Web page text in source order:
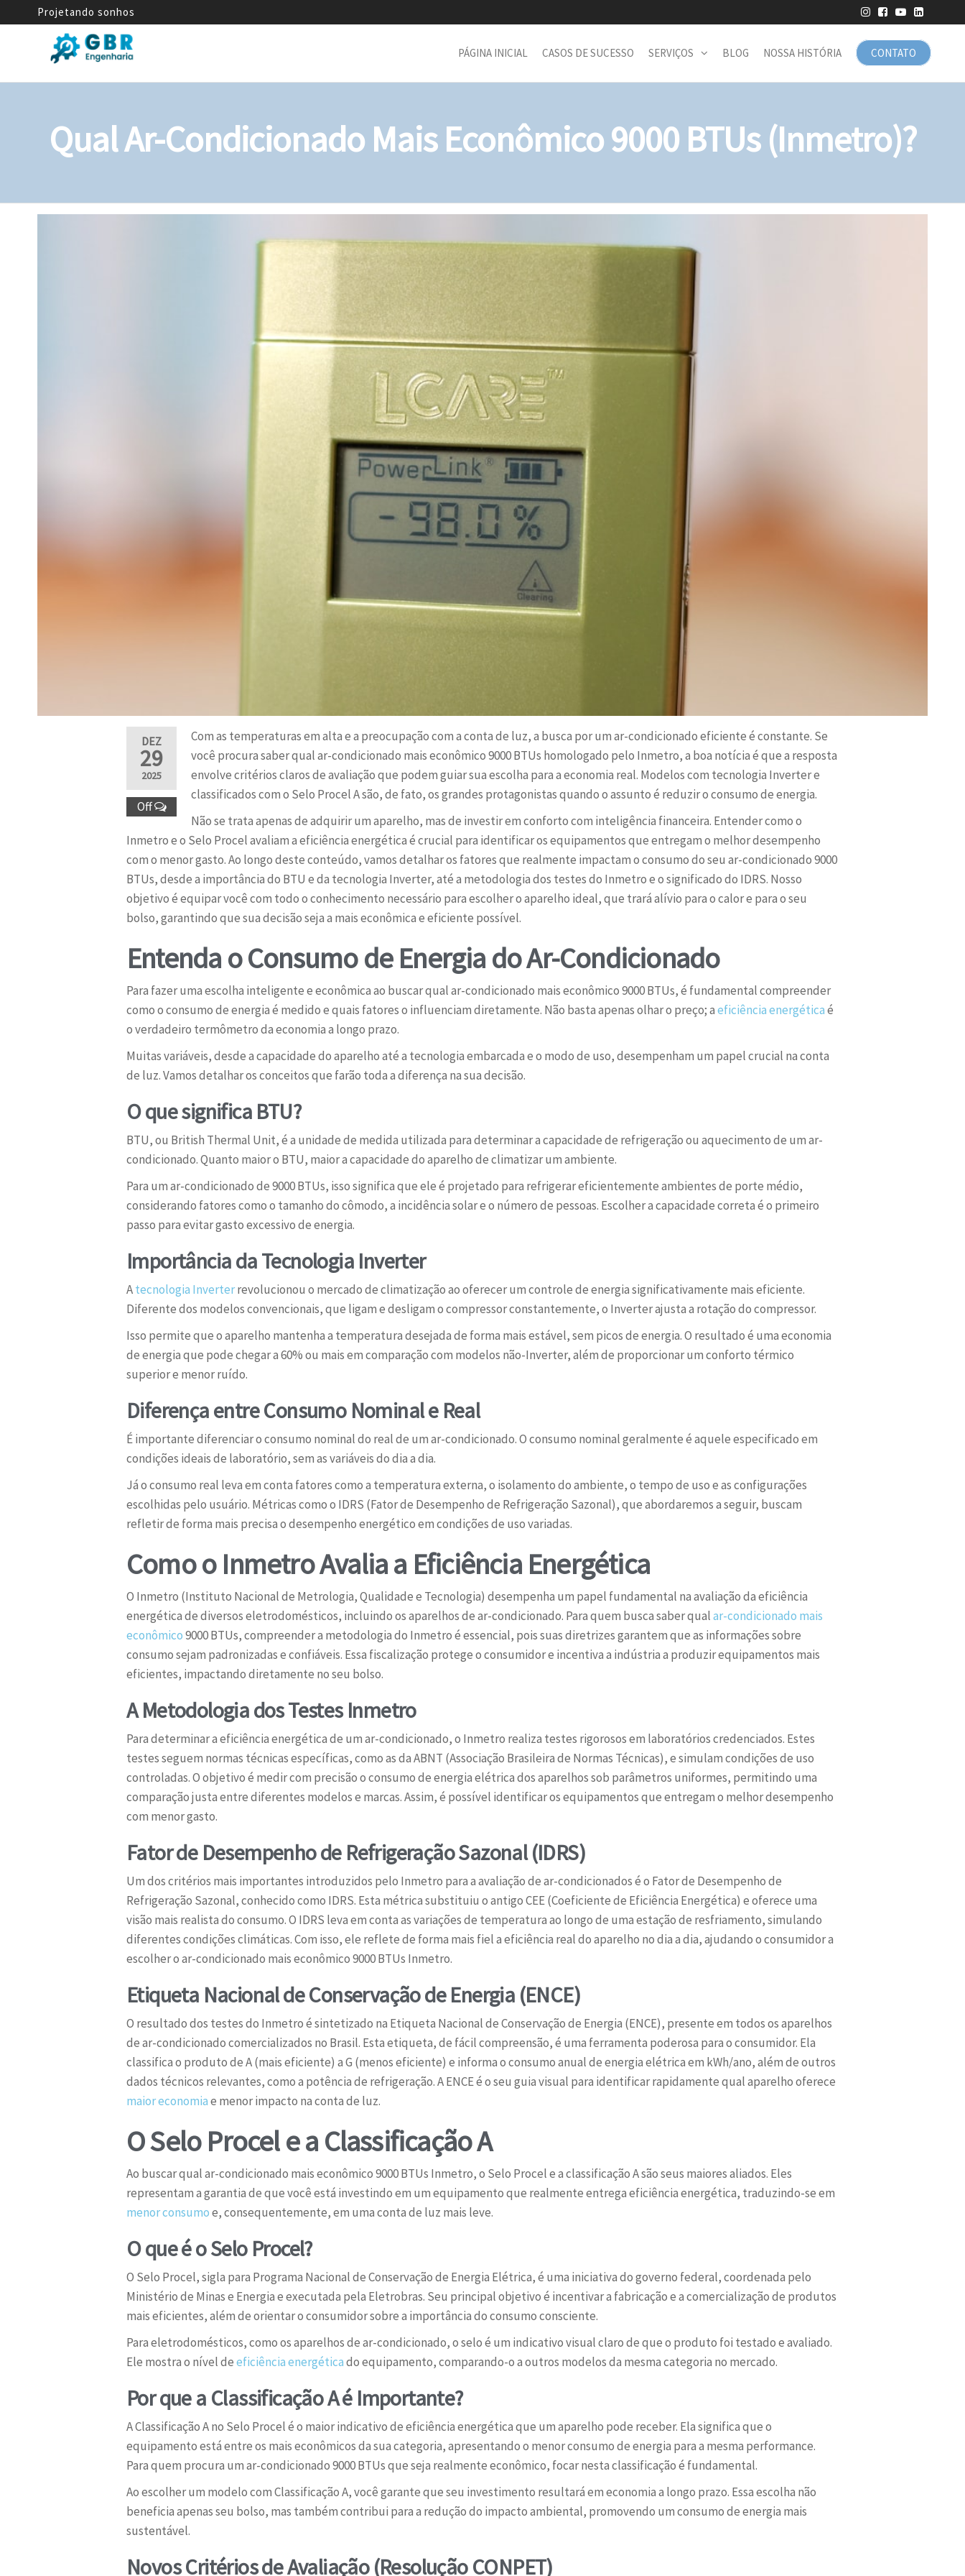
Projetando sonhos
Engenharia
CONTATO
PÁGINA INICIAL CASOS DE SUCESSO SERVIÇOS BLOG NOSSA HISTÓRIA
Qual Ar-Condicionado Mais Econômico 9000 BTUs (Inmetro)?
DEZ
29
2025
Off
Com as temperaturas em alta e a preocupação com a conta de luz, a busca por um ar-condicionado eficiente é constante. Se
você procura saber qual ar-condicionado mais econômico 9000 BTUs homologado pelo Inmetro, a boa notícia é que a resposta
envolve critérios claros de avaliação que podem guiar sua escolha para a economia real. Modelos com tecnologia Inverter e
classificados com o Selo Procel A são, de fato, os grandes protagonistas quando o assunto é reduzir o consumo de energia.
Não se trata apenas de adquirir um aparelho, mas de investir em conforto com inteligência financeira. Entender como o
Inmetro e o Selo Procel avaliam a eficiência energética é crucial para identificar os equipamentos que entregam o melhor desempenho
com o menor gasto. Ao longo deste conteúdo, vamos detalhar os fatores que realmente impactam o consumo do seu ar-condicionado 9000
BTUs, desde a importância do BTU e da tecnologia Inverter, até a metodologia dos testes do Inmetro e o significado do IDRS. Nosso
objetivo é equipar você com todo o conhecimento necessário para escolher o aparelho ideal, que trará alívio para o calor e para o seu
bolso, garantindo que sua decisão seja a mais econômica e eficiente possível.
Entenda o Consumo de Energia do Ar-Condicionado
Para fazer uma escolha inteligente e econômica ao buscar qual ar-condicionado mais econômico 9000 BTUs, é fundamental compreender
como o consumo de energia é medido e quais fatores o influenciam diretamente. Não basta apenas olhar o preço; aeficiência energéticaé
o verdadeiro termômetro da economia a longo prazo.
Muitas variáveis, desde a capacidade do aparelho até a tecnologia embarcada e o modo de uso, desempenham um papel crucial na conta
de luz. Vamos detalhar os conceitos que farão toda a diferença na sua decisão.
O que significa BTU?
BTU, ou British Thermal Unit, é a unidade de medida utilizada para determinar a capacidade de refrigeração ou aquecimento de um ar-
condicionado. Quanto maior o BTU, maior a capacidade do aparelho de climatizar um ambiente.
Para um ar-condicionado de 9000 BTUs, isso significa que ele é projetado para refrigerar eficientemente ambientes de porte médio,
considerando fatores como o tamanho do cômodo, a incidência solar e o número de pessoas. Escolher a capacidade correta é o primeiro
passo para evitar gasto excessivo de energia.
Importância da Tecnologia Inverter
Atecnologia Inverterrevolucionou o mercado de climatização ao oferecer um controle de energia significativamente mais eficiente.
Diferente dos modelos convencionais, que ligam e desligam o compressor constantemente, o Inverter ajusta a rotação do compressor.
Isso permite que o aparelho mantenha a temperatura desejada de forma mais estável, sem picos de energia. O resultado é uma economia
de energia que pode chegar a 60% ou mais em comparação com modelos não-Inverter, além de proporcionar um conforto térmico
superior e menor ruído.
Diferença entre Consumo Nominal e Real
É importante diferenciar o consumo nominal do real de um ar-condicionado. O consumo nominal geralmente é aquele especificado em
condições ideais de laboratório, sem as variáveis do dia a dia.
Já o consumo real leva em conta fatores como a temperatura externa, o isolamento do ambiente, o tempo de uso e as configurações
escolhidas pelo usuário. Métricas como o IDRS (Fator de Desempenho de Refrigeração Sazonal), que abordaremos a seguir, buscam
refletir de forma mais precisa o desempenho energético em condições de uso variadas.
Como o Inmetro Avalia a Eficiência Energética
O Inmetro (Instituto Nacional de Metrologia, Qualidade e Tecnologia) desempenha um papel fundamental na avaliação da eficiência
energética de diversos eletrodomésticos, incluindo os aparelhos de ar-condicionado. Para quem busca saber qualar-condicionado mais
econômico9000 BTUs, compreender a metodologia do Inmetro é essencial, pois suas diretrizes garantem que as informações sobre
consumo sejam padronizadas e confiáveis. Essa fiscalização protege o consumidor e incentiva a indústria a produzir equipamentos mais
eficientes, impactando diretamente no seu bolso.
A Metodologia dos Testes Inmetro
Para determinar a eficiência energética de um ar-condicionado, o Inmetro realiza testes rigorosos em laboratórios credenciados. Estes
testes seguem normas técnicas específicas, como as da ABNT (Associação Brasileira de Normas Técnicas), e simulam condições de uso
controladas. O objetivo é medir com precisão o consumo de energia elétrica dos aparelhos sob parâmetros uniformes, permitindo uma
comparação justa entre diferentes modelos e marcas. Assim, é possível identificar os equipamentos que entregam o melhor desempenho
com menor gasto.
Fator de Desempenho de Refrigeração Sazonal (IDRS)
Um dos critérios mais importantes introduzidos pelo Inmetro para a avaliação de ar-condicionados é o Fator de Desempenho de
Refrigeração Sazonal, conhecido como IDRS. Esta métrica substituiu o antigo CEE (Coeficiente de Eficiência Energética) e oferece uma
visão mais realista do consumo. O IDRS leva em conta as variações de temperatura ao longo de uma estação de resfriamento, simulando
diferentes condições climáticas. Com isso, ele reflete de forma mais fiel a eficiência real do aparelho no dia a dia, ajudando o consumidor a
escolher o ar-condicionado mais econômico 9000 BTUs Inmetro.
Etiqueta Nacional de Conservação de Energia (ENCE)
O resultado dos testes do Inmetro é sintetizado na Etiqueta Nacional de Conservação de Energia (ENCE), presente em todos os aparelhos
de ar-condicionado comercializados no Brasil. Esta etiqueta, de fácil compreensão, é uma ferramenta poderosa para o consumidor. Ela
classifica o produto de A (mais eficiente) a G (menos eficiente) e informa o consumo anual de energia elétrica em kWh/ano, além de outros
dados técnicos relevantes, como a potência de refrigeração. A ENCE é o seu guia visual para identificar rapidamente qual aparelho oferece
maior economiae menor impacto na conta de luz.
O Selo Procel e a Classificação A
Ao buscar qual ar-condicionado mais econômico 9000 BTUs Inmetro, o Selo Procel e a classificação A são seus maiores aliados. Eles
representam a garantia de que você está investindo em um equipamento que realmente entrega eficiência energética, traduzindo-se em
menor consumoe, consequentemente, em uma conta de luz mais leve.
O que é o Selo Procel?
O Selo Procel, sigla para Programa Nacional de Conservação de Energia Elétrica, é uma iniciativa do governo federal, coordenada pelo
Ministério de Minas e Energia e executada pela Eletrobras. Seu principal objetivo é incentivar a fabricação e a comercialização de produtos
mais eficientes, além de orientar o consumidor sobre a importância do consumo consciente.
Para eletrodomésticos, como os aparelhos de ar-condicionado, o selo é um indicativo visual claro de que o produto foi testado e avaliado.
Ele mostra o nível deeficiência energéticado equipamento, comparando-o a outros modelos da mesma categoria no mercado.
Por que a Classificação A é Importante?
A Classificação A no Selo Procel é o maior indicativo de eficiência energética que um aparelho pode receber. Ela significa que o
equipamento está entre os mais econômicos da sua categoria, apresentando o menor consumo de energia para a mesma performance.
Para quem procura um ar-condicionado 9000 BTUs que seja realmente econômico, focar nesta classificação é fundamental.
Ao escolher um modelo com Classificação A, você garante que seu investimento resultará em economia a longo prazo. Essa escolha não
beneficia apenas seu bolso, mas também contribui para a redução do impacto ambiental, promovendo um consumo de energia mais
sustentável.
Novos Critérios de Avaliação (Resolução CONPET)